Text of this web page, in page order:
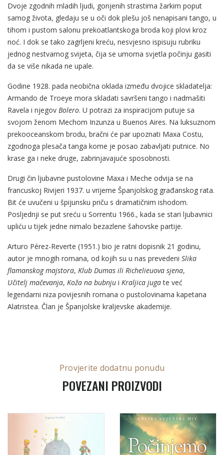
Dvoje zgodnih mladih ljudi, gonjenih strastima žarkim poput
samog života, gledaju se u oči dok plešu još nenapisani tango, u
tihom i pustom salonu prekoatlantskoga broda koji plovi kroz
noć. I dok se tako zagrljeni kreću, nesvjesno ispisuju rubriku
jednog nestvarnog svijeta, čija se umorna svjetla počinju gasiti
da se više nikada ne upale.
Godine 1928. pada neobična oklada između dvojice skladatelja:
Armando de Troeye mora skladati savršeni tango i nadmašiti
Ravela i njegov Bolero. U potrazi za inspiracijom putuje sa
svojom ženom Mechom Inzunza u Buenos Aires. Na luksuznom
prekooceanskom brodu, bračni će par upoznati Maxa Costu,
zgodnoga plesača tanga kome je posao zabavljati putnice. No
krase ga i neke druge, zabrinjavajuće sposobnosti.
Drugi čin ljubavne pustolovine Maxa i Meche odvija se na
francuskoj Rivijeri 1937. u vrijeme Španjolskog građanskog rata.
Bit će uvučeni u špijunsku priču s dramatičnim ishodom.
Posljednji se put sreću u Sorrentu 1966., kada se stari ljubavnici
upliću u tijek jedne nimalo bezazlene šahovske partije.
Arturo Pérez-Reverte (1951.) bio je ratni dopisnik 21 godinu,
autor je mnogih romana, od kojih su u nas prevedeni Slika
flamanskog majstora, Klub Dumas ili Richelieuova sjena,
Učitelj mačevanja, Koža na bubnju i Kraljica jugate već
legendarni niza povijesnih romana o pustolovinama kapetana
Alatristea. Član je Španjolske kraljevske akademije.
Provjerite dodatnu ponudu
POVEZANI PROIZVODI